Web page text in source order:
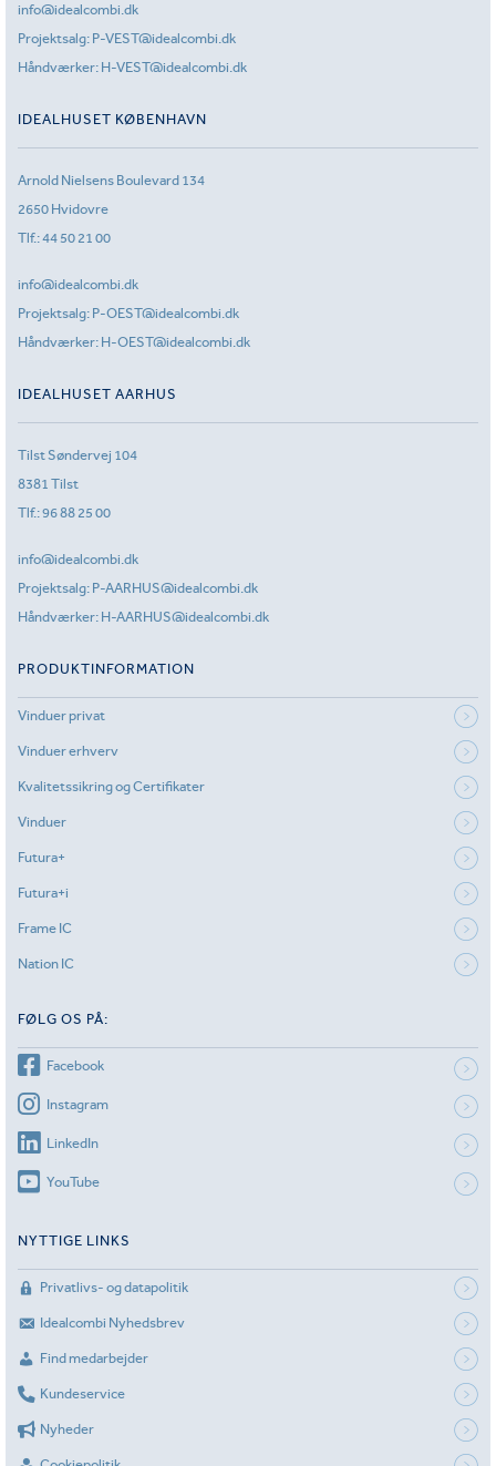
info@idealcombi.dk
Projektsalg: P-VEST@idealcombi.dk
Håndværker: H-VEST@idealcombi.dk
IDEALHUSET KØBENHAVN
Arnold Nielsens Boulevard 134
2650 Hvidovre
Tlf.:44 50 21 00
info@idealcombi.dk
Projektsalg: P-OEST@idealcombi.dk
Håndværker: H-OEST@idealcombi.dk
IDEALHUSET AARHUS
Tilst Søndervej 104
8381 Tilst
Tlf.:96 88 25 00
info@idealcombi.dk
Projektsalg: P-AARHUS@idealcombi.dk
Håndværker: H-AARHUS@idealcombi.dk
PRODUKTINFORMATION
Vinduer privat
Vinduer erhverv
Kvalitetssikring og Certifikater
Vinduer
Futura+
Futura+i
Frame IC
Nation IC
FØLG OS PÅ:
Facebook
Instagram
LinkedIn
YouTube
NYTTIGE LINKS
Privatlivs- og datapolitik
Idealcombi Nyhedsbrev
Find medarbejder
Kundeservice
Nyheder